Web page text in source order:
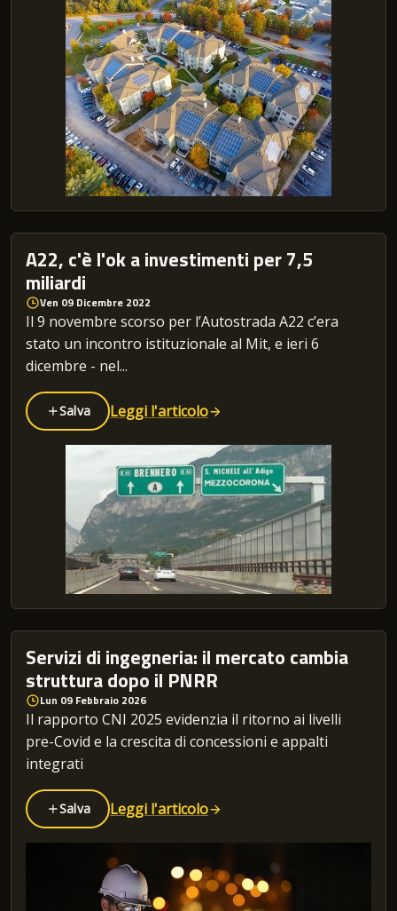
A22, c'è l'ok a investimenti per 7,5
miliardi
Ven 09 Dicembre 2022
Il 9 novembre scorso per l’Autostrada A22 c’era
stato un incontro istituzionale al Mit, e ieri 6
dicembre - nel...
Salva Leggi l'articolo
Servizi di ingegneria: il mercato cambia
struttura dopo il PNRR
Lun 09 Febbraio 2026
Il rapporto CNI 2025 evidenzia il ritorno ai livelli
pre-Covid e la crescita di concessioni e appalti
integrati
Salva Leggi l'articolo